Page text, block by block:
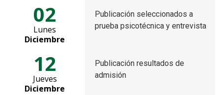
02
Lunes
Diciembre
Publicación seleccionados a
prueba psicotécnica y entrevista
12
Jueves
Diciembre
Publicación resultados de
admisión